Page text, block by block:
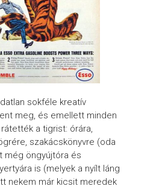
sokféle kreatív
meg, és emellett minden
a tigrist: órára,
szakácskönyvre (oda
még öngyújtóra és
is (melyek a nyílt láng
nekem már kicsit meredek